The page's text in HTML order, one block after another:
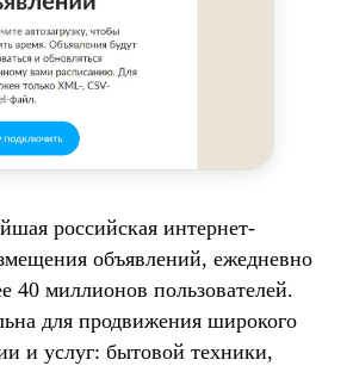
российская интернет-
объявлений, ежедневно
40 миллионов пользователей.
для продвижения широкого
и услуг: бытовой техники,